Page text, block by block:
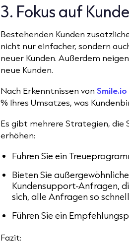
3. Fokus auf
Bestehenden Kunden
nicht nur einfacher, sondern
neuer Kunden. Außerdem
neue Kunden.
Nach Erkenntnissen von Smile.io
% Ihres Umsatzes, was
Es gibt mehrere Strategien, die
erhöhen:
Führen Sie ein
Bieten Sie
Kundensupport-Anfragen,
sich, alle Anfragen so
Führen Sie ein
Fazit: